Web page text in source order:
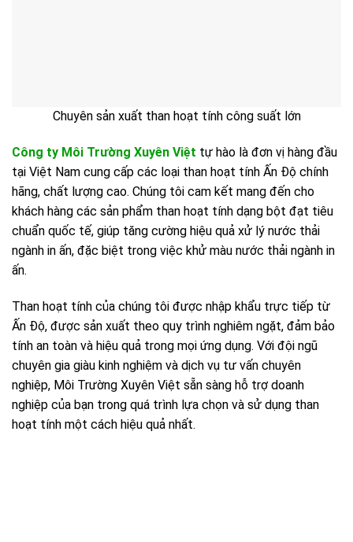
Chuyên sản xuất than hoạt tính công suất lớn
Công ty Môi Trường Xuyên Việt tự hào là đơn vị hàng đầu
tại Việt Nam cung cấp các loại than hoạt tính Ấn Độ chính
hãng, chất lượng cao. Chúng tôi cam kết mang đến cho
khách hàng các sản phẩm than hoạt tính dạng bột đạt tiêu
chuẩn quốc tế, giúp tăng cường hiệu quả xử lý nước thải
ngành in ấn, đặc biệt trong việc khử màu nước thải ngành in
ấn.
Than hoạt tính của chúng tôi được nhập khẩu trực tiếp từ
Ấn Độ, được sản xuất theo quy trình nghiêm ngặt, đảm bảo
tính an toàn và hiệu quả trong mọi ứng dụng. Với đội ngũ
chuyên gia giàu kinh nghiệm và dịch vụ tư vấn chuyên
nghiệp, Môi Trường Xuyên Việt sẵn sàng hỗ trợ doanh
nghiệp của bạn trong quá trình lựa chọn và sử dụng than
hoạt tính một cách hiệu quả nhất.